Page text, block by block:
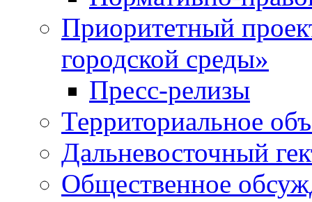
Приоритетный
городской среды»
Пресс-релизы
Территориальное
Дальневосточный
Общественное